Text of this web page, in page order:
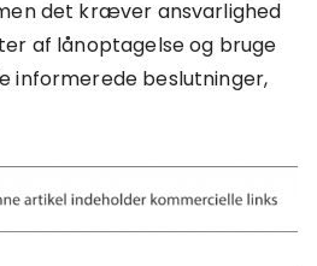
det kræver ansvarlighed
af lånoptagelse og bruge
informerede beslutninger,